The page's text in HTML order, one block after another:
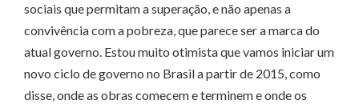
sociais que permitam a superação, e não apenas a
convivência com a pobreza, que parece ser a marca do
atual governo. Estou muito otimista que vamos iniciar um
novo ciclo de governo no Brasil a partir de 2015, como
disse, onde as obras comecem e terminem e onde os